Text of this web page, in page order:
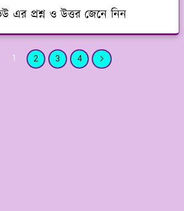
এর প্রশ্ন ও উত্তর জেনে নিন
1 2 3 4